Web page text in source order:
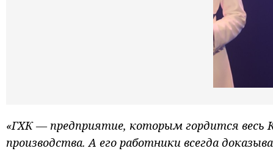
«ГХК — предприятие, которым гордится весь
производства. А его работники всегда